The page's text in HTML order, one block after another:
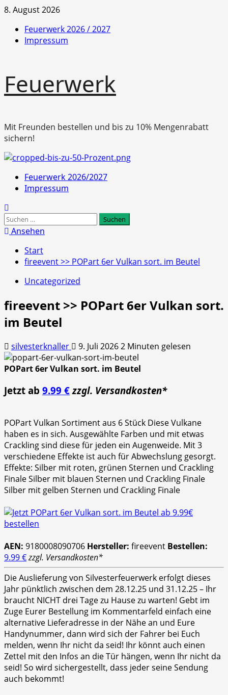
Zum
springen
8. August 2026
Feuerwerk 2026 / 2027
Impressum
Feuerwerk
Mit Freunden bestellen und bis zu 10% Mengenrabatt
sichern!
Primäres
Menü
Feuerwerk 2026/2027
Impressum
Suchen
nach:
Ansehen
Start
fireevent >> POPart 6er Vulkan sort. im Beutel
Uncategorized
fireevent >> POPart 6er Vulkan sort.
im Beutel
silvesterknaller 9. Juli 20262 Minuten gelesen
POPart 6er Vulkan sort. im Beutel
Jetzt ab 9.99 € zzgl. Versandkosten*
POPart Vulkan Sortiment aus 6 Stück Diese Vulkane
haben es in sich. Ausgewählte Farben und mit etwas
Crackling sind diese für jeden ein Augenweide. Mit 3
verschiedene Effekte ist auch für Abwechslung gesorgt.
Effekte: Silber mit roten, grünen Sternen und Crackling
Finale Silber mit blauen Sternen und Crackling Finale
Silber mit gelben Sternen und Crackling Finale
AEN: 9180008090706 Hersteller: fireevent Bestellen:
9.99 €zzgl. Versandkosten*
Die Auslieferung von Silvesterfeuerwerk erfolgt dieses
Jahr pünktlich zwischen dem 28.12.25 und 31.12.25 – Ihr
braucht NICHT drei Tage zu Hause zu warten! Gebt im
Zuge Eurer Bestellung im Kommentarfeld einfach eine
alternative Lieferadresse in der Nähe an und Eure
Handynummer, dann wird sich der Fahrer bei Euch
melden, wenn Ihr nicht da seid! Ihr könnt auch einen
Zettel mit den Infos an die Tür hängen, wenn Ihr nicht da
seid! So wird sichergestellt, dass jeder seine Sendung
auch bekommt!